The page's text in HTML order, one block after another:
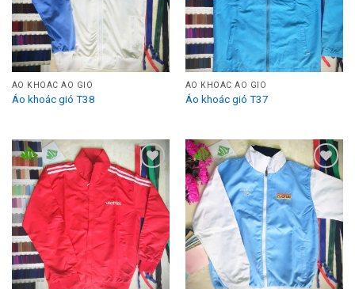
ÁO KHOÁC ÁO GIÓ
Áo khoác gió T38
ÁO KHOÁC ÁO GIÓ
Áo khoác gió T37
Add to
Wishlist
Add to
Wishlist